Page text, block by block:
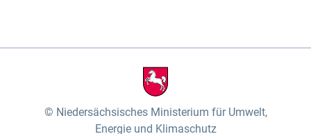
Niedersächsisches Ministerium für Umwelt,
Energie und Klimaschutz